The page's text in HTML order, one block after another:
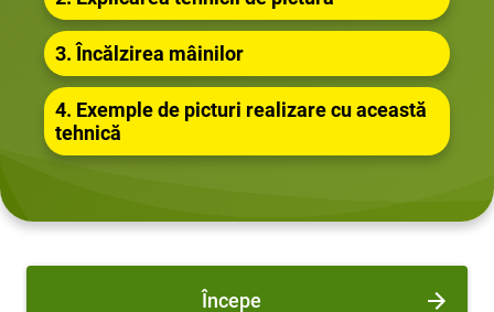
3. Încălzirea mâinilor
4. Exemple de picturi realizare cu această
tehnică
Începe